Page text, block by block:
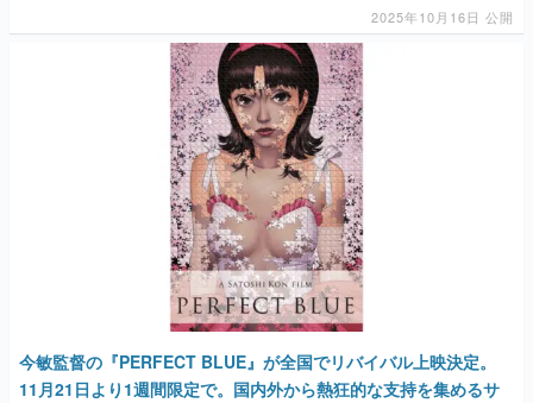
2025年10月16日 公開
今敏監督の『PERFECT BLUE』が全国でリバイバル上映決定。
11月21日より1週間限定で。国内外から熱狂的な支持を集めるサ